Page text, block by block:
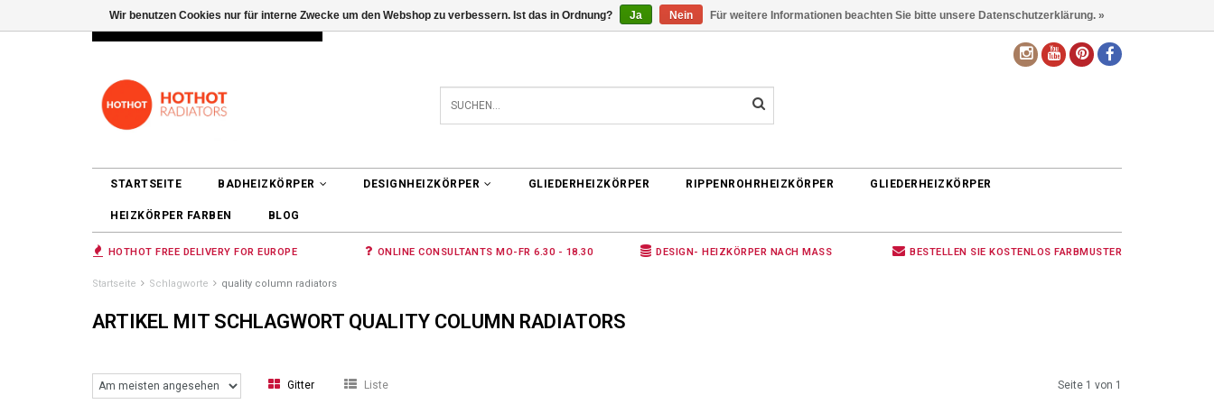
INFO@RADIATORS.SHOP ANMELDEN 0 ARTIKEL €0,00 DE
STARTSEITE BADHEIZKÖRPER DESIGNHEIZKÖRPER GLIEDERHEIZKÖRPER RIPPENROHRHEIZKÖRPER GLIEDERHEIZKÖRPER
HEIZKÖRPER FARBEN BLOG
HOTHOT FREE DELIVERY FOR EUROPE ONLINE CONSULTANTS MO-FR 6.30 - 18.30 DESIGN- HEIZKÖRPER NACH MASS BESTELLEN SIE KOSTENLOS FARBMUSTER
Startseite Schlagworte quality column radiators
ARTIKEL MIT SCHLAGWORT QUALITY COLUMN RADIATORS
Gitter Liste Seite 1 von 1
Wir benutzen Cookies nur für interne Zwecke um den Webshop zu verbessern. Ist das in Ordnung? Ja Nein Für weitere Informationen beachten Sie bitte unsere Datenschutzerklärung. »